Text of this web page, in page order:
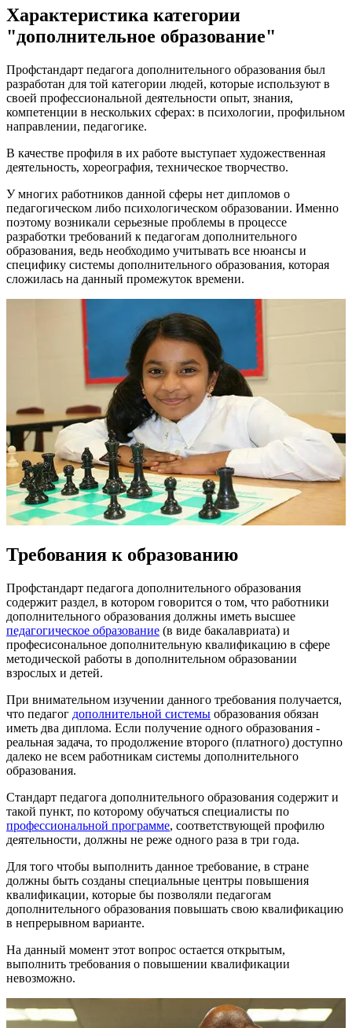
Характеристика категории
"дополнительное образование"
Профстандарт педагога дополнительного образования был
разработан для той категории людей, которые используют в
своей профессиональной деятельности опыт, знания,
компетенции в нескольких сферах: в психологии, профильном
направлении, педагогике.
В качестве профиля в их работе выступает художественная
деятельность, хореография, техническое творчество.
У многих работников данной сферы нет дипломов о
педагогическом либо психологическом образовании. Именно
поэтому возникали серьезные проблемы в процессе
разработки требований к педагогам дополнительного
образования, ведь необходимо учитывать все нюансы и
специфику системы дополнительного образования, которая
сложилась на данный промежуток времени.
Требования к образованию
Профстандарт педагога дополнительного образования
содержит раздел, в котором говорится о том, что работники
дополнительного образования должны иметь высшее
педагогическое образование (в виде бакалавриата) и
професисональное дополнительную квалификацию в сфере
методической работы в дополнительном образовании
взрослых и детей.
При внимательном изучении данного требования получается,
что педагог дополнительной системы образования обязан
иметь два диплома. Если получение одного образования -
реальная задача, то продолжение второго (платного) доступно
далеко не всем работникам системы дополнительного
образования.
Стандарт педагога дополнительного образования содержит и
такой пункт, по которому обучаться специалисты по
профессиональной программе, соответствующей профилю
деятельности, должны не реже одного раза в три года.
Для того чтобы выполнить данное требование, в стране
должны быть созданы специальные центры повышения
квалификации, которые бы позволяли педагогам
дополнительного образования повышать свою квалификацию
в непрерывном варианте.
На данный момент этот вопрос остается открытым,
выполнить требования о повышении квалификации
невозможно.